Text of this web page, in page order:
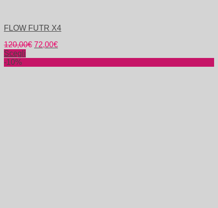
FLOW FUTR X4
120,00€ 72,00€
Scegli
-10%